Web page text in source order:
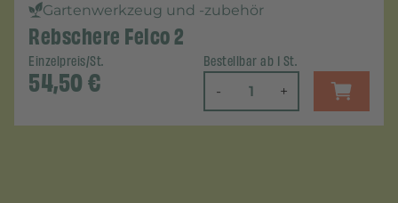
Gartenwerkzeug und -zubehör
Rebschere Felco 2
Einzelpreis/St.
54,50€
Bestellbar ab 1 St.
- +